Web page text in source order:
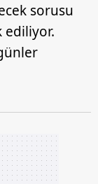
sorusu
ediliyor.